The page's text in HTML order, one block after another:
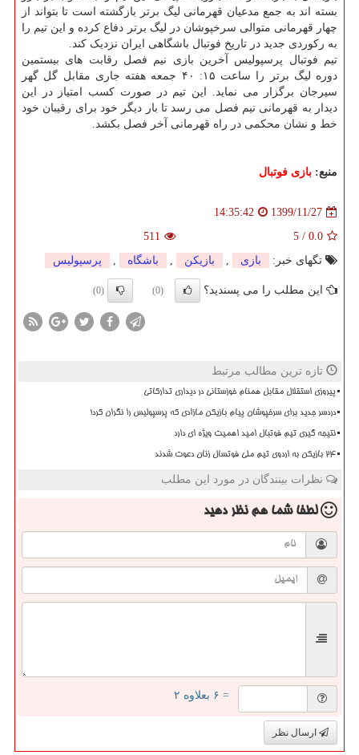
بسته اند به جمع مدعیان قهرمانی لیگ برتر بازگشته است تا بتواند از
چهار قهرمانی متوالی سرخپوشان در لیگ برتر دفاع کرده و این تیم را
به رکوردی جدید در تاریخ فوتبال باشگاهی ایران نزدیک کند.
تیم فوتبال پرسپولیس آخرین بازی نیم فصل رقابت های بیستمین
دوره لیگ برتر را ساعت ۱۵: ۴۰ جمعه هفته جاری مقابل گل گهر
سیرجان برگزار می نماید. این تیم در صورت کسب امتیاز در این
دیدار به قهرمانی نیم فصل می رسد تا بار دیگر خود برای رقیبان خود
خط و نشان محکمی در راه قهرمانی آخر فصل بکشد.
منبع: بازی فوتبال
1399/11/27
14:35:42
0.0
/
5
511
تگهای خبر:
بازی , بازیكن , باشگاه , پرسپولیس
این مطلب را می پسندید؟ (0)
(0)
تازه ترین مطالب مرتبط
پیروزی استقلال مقابل همنام خوزستانی در دیداری تدارکاتی
دردسر جدید برای سرخپوشان پیام بازیکن مازادی که پرسپولیس را نگران کرد!
نتیجه گیری تیم فوتبال امید اهمیت ویژه ای دارد
۲۴ بازیکن به اردوی تیم ملی فوتسال زنان دعوت شدند
نظرات بینندگان در مورد این مطلب
لطفا شما همنظر دهید
= ۶ بعلاوه ۲
ارسال نظر